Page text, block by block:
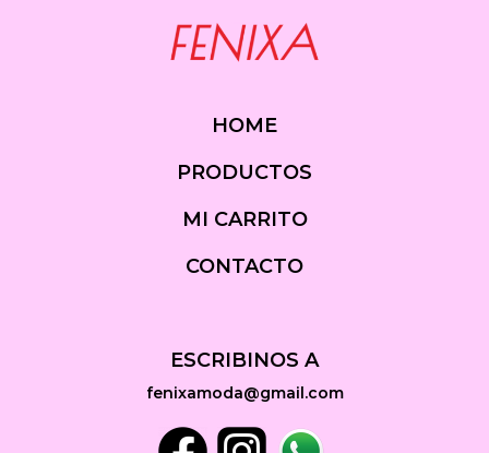
HOME
PRODUCTOS
MI CARRITO
CONTACTO
ESCRIBINOS A
fenixamoda@gmail.com
FacebookInstagramWhatsapp